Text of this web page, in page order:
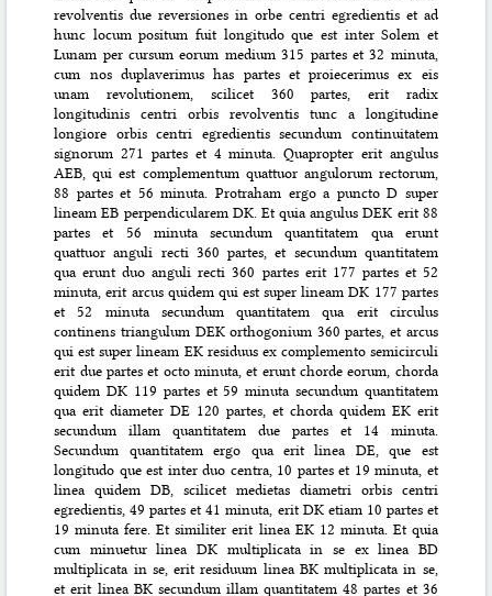
revolventis due reversiones in orbe centri egredientis et ad
hunc locum positum fuit longitudo que est inter Solem et
Lunam per cursum eorum medium 315 partes et 32 minuta,
cum nos duplaverimus has partes et proiecerimus ex eis
unam revolutionem, scilicet 360 partes, erit radix
longitudinis centri orbis revolventis tunc a longitudine
longiore orbis centri egredientis secundum continuitatem
signorum 271 partes et 4 minuta. Quapropter erit angulus
AEB, qui est complementum quattuor angulorum rectorum,
88 partes et 56 minuta. Protraham ergo a puncto D super
lineam EB perpendicularem DK. Et quia angulus DEK erit 88
partes et 56 minuta secundum quantitatem qua erunt
quattuor anguli recti 360 partes, et secundum quantitatem
qua erunt duo anguli recti 360 partes erit 177 partes et 52
minuta, erit arcus quidem qui est super lineam DK 177 partes
et 52 minuta secundum quantitatem qua erit circulus
continens triangulum DEK orthogonium 360 partes, et arcus
qui est super lineam EK residuus ex complemento semicirculi
erit due partes et octo minuta, et erunt chorde eorum, chorda
quidem DK 119 partes et 59 minuta secundum quantitatem
qua erit diameter DE 120 partes, et chorda quidem EK erit
secundum illam quantitatem due partes et 14 minuta.
Secundum quantitatem ergo qua erit linea DE, que est
longitudo que est inter duo centra, 10 partes et 19 minuta, et
linea quidem DB, scilicet medietas diametri orbis centri
egredientis, 49 partes et 41 minuta, erit DK etiam 10 partes et
19 minuta fere. Et similiter erit linea EK 12 minuta. Et quia
cum minuetur linea DK multiplicata in se ex linea BD
multiplicata in se, erit residuum linea BK multiplicata in se,
et erit linea BK secundum illam quantitatem 48 partes et 36